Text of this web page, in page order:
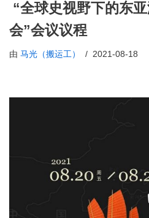
“全球史视野下的东
会”会议议程
由 马光（搬运工） 2021-08-18